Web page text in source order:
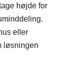
højde for
eller
løsningen